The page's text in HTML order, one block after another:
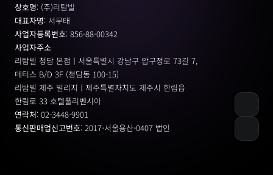
상호명: (주)리탐빌
대표자명: 서무태
사업자등록번호: 856-88-00342
사업자주소
리탐빌 청담 본점ㅣ서울특별시 강남구 압구정로 73길 7,
테티스 B/D 3F (청담동 100-15)
리탐빌 제주 빌리지ㅣ제주특별자치도 제주시 한림읍
한림로 33 호텔풀리벤시아
연락처: 02-3448-9901
통신판매업신고번호: 2017-서울용산-0407 법인